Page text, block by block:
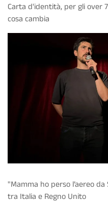
Carta d'identità, per gli over
cosa cambia
"Mamma ho perso l’aereo
tra Italia e Regno Unito